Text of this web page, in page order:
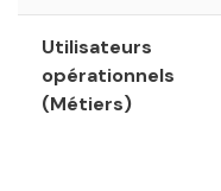
Utilisateurs
opérationnels
(Métiers)